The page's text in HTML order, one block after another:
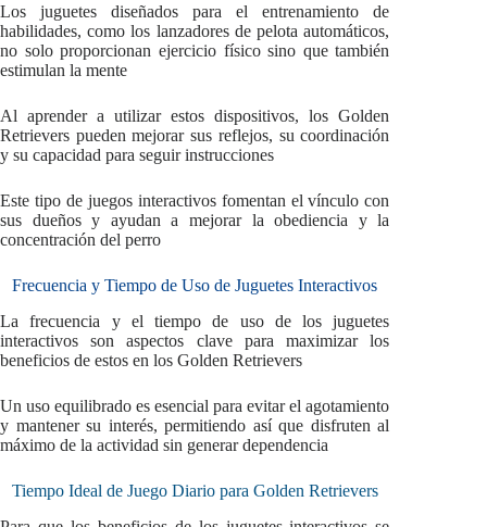
Los juguetes diseñados para el entrenamiento de
habilidades, como los lanzadores de pelota automáticos,
no solo proporcionan ejercicio físico sino que también
estimulan la mente
Al aprender a utilizar estos dispositivos, los Golden
Retrievers pueden mejorar sus reflejos, su coordinación
y su capacidad para seguir instrucciones
Este tipo de juegos interactivos fomentan el vínculo con
sus dueños y ayudan a mejorar la obediencia y la
concentración del perro
Frecuencia y Tiempo de Uso de Juguetes Interactivos
La frecuencia y el tiempo de uso de los juguetes
interactivos son aspectos clave para maximizar los
beneficios de estos en los Golden Retrievers
Un uso equilibrado es esencial para evitar el agotamiento
y mantener su interés, permitiendo así que disfruten al
máximo de la actividad sin generar dependencia
Tiempo Ideal de Juego Diario para Golden Retrievers